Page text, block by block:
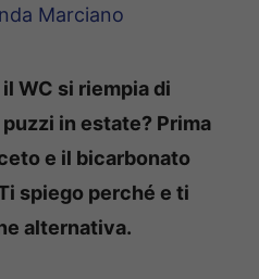
Marciano
WC si riempia di
in estate? Prima
e il bicarbonato
spiego perché e ti
alternativa.